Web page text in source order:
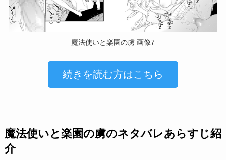
魔法使いと楽園の虜 画像7
続きを読む方はこちら
魔法使いと楽園の虜のネタバレあらすじ紹
介